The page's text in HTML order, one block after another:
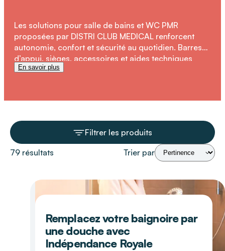
Les solutions pour salle de bains et WC PMR
proposées par DISTRI CLUB MEDICAL renforcent
autonomie, confort et sécurité au quotidien. Barres
d’appui, sièges, accessoires et aides techniques
facilitent la toilette, réduisent les risques de chute et
En savoir plus
Filtrer les produits
79 résultats Trier par
Remplacez votre baignoire par
une douche avec
Indépendance Royale